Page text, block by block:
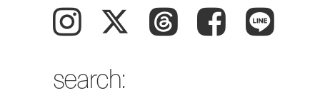
Instagram 𝕏 Threads Facebook LINE
search: